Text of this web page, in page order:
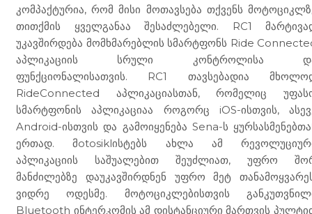
კომპაქტურია, რომ მისი მოთავსება თქვენს
თითქმის ყველგანაა შესაძლებელი. RC1
უკავშირდება მომხმარებლის სმარტფონს Ride
აპლიკაციის სრული კონტროლისა
ფუნქციონალისათვის. RC1 თავსებადია
RideConnected აპლიკაციასთან, რომელიც
სმარტფონის აპლიკაციაა როგორც iOS-ისთვის,
Android-ისთვის და გამოიყენება Sena-ს
ერთად. მotosiklისტებს ახლა ამ
აპლიკაციის საშუალებით შეუძლიათ, უფრო
მანძილებზე დაუკავშირდნენ უფრო მეტ
ვიდრე ოდესმე. მოტოციკლებისთვის
Bluetooth ინტერკომის ამ დისტანციური მართვის